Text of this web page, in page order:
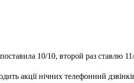
10/10, второй раз ставлю
акції нічних телефонний